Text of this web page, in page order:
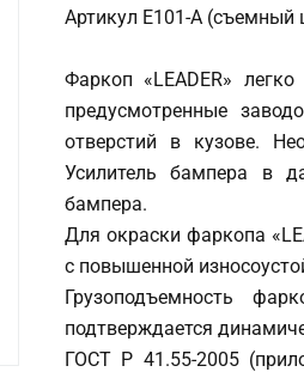
Артикул E101-A (съемный
Фаркоп «LEADER»
предусмотренные
отверстий в кузове.
Усилитель бампера в
бампера.
Для окраски фаркопа
с повышенной
Грузоподъемность
подтверждается
ГОСТ Р 41.55-2005